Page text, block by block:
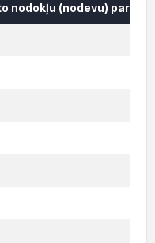
nodokļu (nodevu)